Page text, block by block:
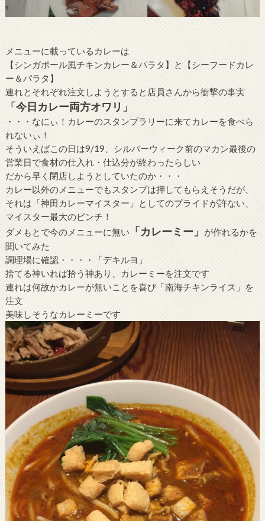
メニューに載っているカレーは
【シンガポール風チキンカレー＆パラタ】と【シーフードカレ
ー＆パラタ】
連れとそれぞれ注文しようとすると店員さんから衝撃の事実
「今日カレー両方オワリ」
・・・なにぃ！カレーのスタンプラリーに来てカレーを食べら
れないぃ！
そういえばこの日は9/19、シルバーウィーク前のマカン最後の
営業日で食材の仕入れ・仕込分が終わったらしい
だから早く閉店しようとしていたのか・・・
カレー以外のメニューでもスタンプは押してもらえそうだが、
それは「神田カレーマイスター」としてのプライドが許ない、
マイスター最大のピンチ！
ダメもとで今のメニューに無い
「カレーミー」
が作れるかを
聞いてみた
調理場に確認・・・・「デキルヨ」
捨てる神いれば拾う神あり、カレーミーを注文です
連れは何故かカレーが無いことを喜び「南海チキンライス」を
注文
美味しそうなカレーミーです